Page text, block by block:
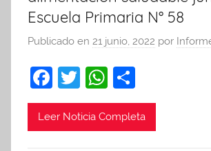
Escuela Primaria N° 58
Publicado en 21 junio, 2022 por
F
a
c
T
w
itt
W
h
at
o
m
Leer Noticia Completa